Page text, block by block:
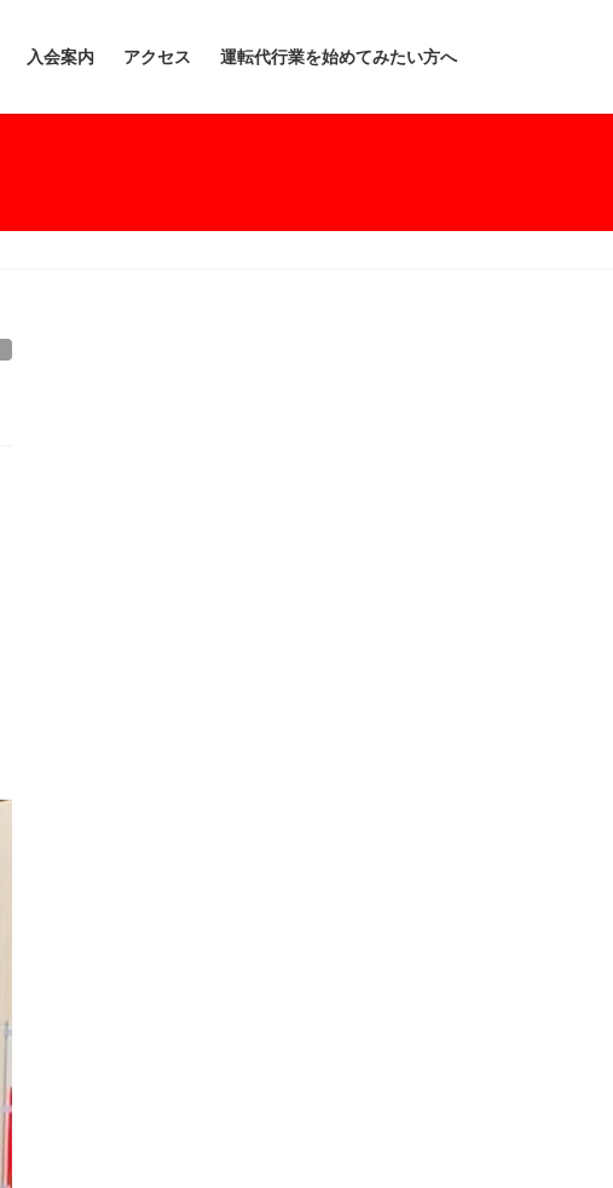
入会案内 アクセス 運転代行業を始めてみたい方へ